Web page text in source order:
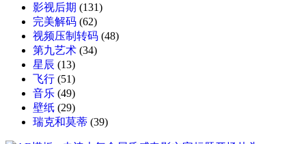
影视后期 (131)
完美解码 (62)
视频压制转码 (48)
第九艺术 (34)
星辰 (13)
飞行 (51)
音乐 (49)
壁纸 (29)
瑞克和莫蒂 (39)